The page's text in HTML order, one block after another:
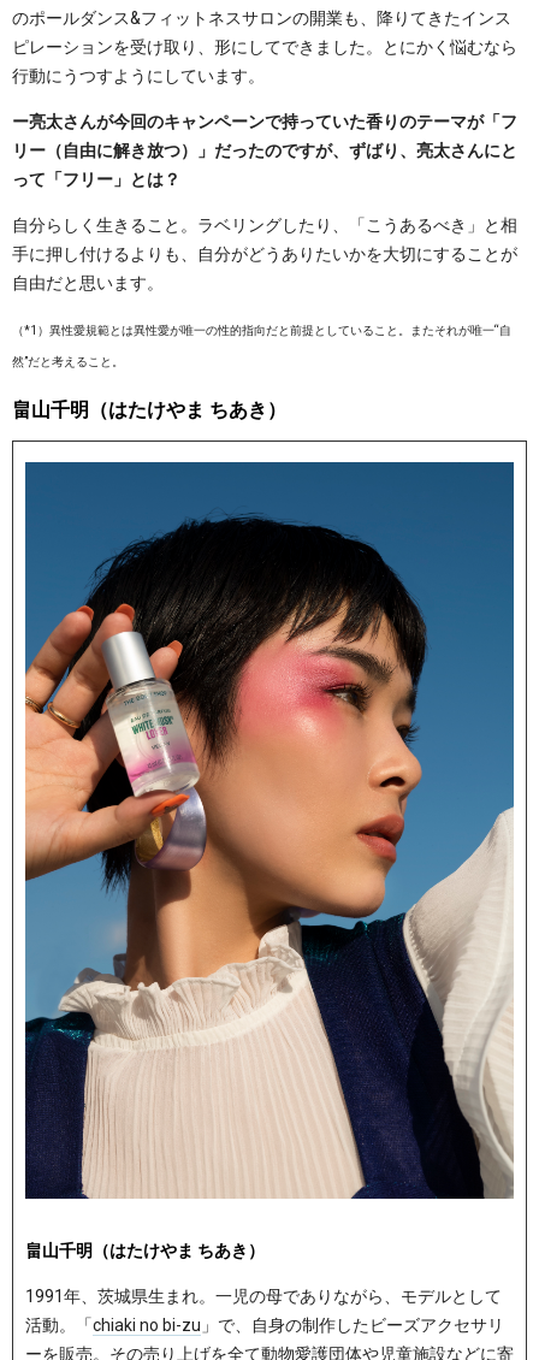
のポールダンス&フィットネスサロンの開業も、降りてきたインス
ピレーションを受け取り、形にしてできました。とにかく悩むなら
行動にうつすようにしています。
ー亮太さんが今回のキャンペーンで持っていた香りのテーマが「フ
リー（自由に解き放つ）」だったのですが、ずばり、亮太さんにと
って「フリー」とは？
自分らしく生きること。ラベリングしたり、「こうあるべき」と相
手に押し付けるよりも、自分がどうありたいかを大切にすることが
自由だと思います。
（*1）異性愛規範とは異性愛が唯一の性的指向だと前提としていること。またそれが唯一“自
然”だと考えること。
畠山千明（はたけやま ちあき）
畠山千明（はたけやま ちあき）
1991年、茨城県生まれ。一児の母でありながら、モデルとして
活動。「chiaki no bi-zu 」で、自身の制作したビーズアクセサリ
ーを販売。その売り上げを全て動物愛護団体や児童施設などに寄